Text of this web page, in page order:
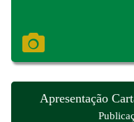
Apresentação